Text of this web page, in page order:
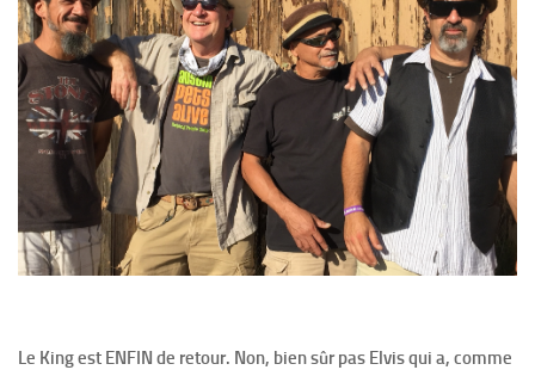
Le King est ENFIN de retour. Non, bien sûr pas Elvis qui a, comme